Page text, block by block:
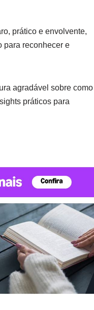
prático e envolvente,
para reconhecer e
agradável sobre como
práticos para